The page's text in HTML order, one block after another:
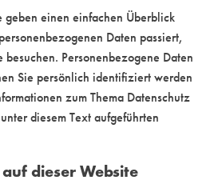
geben einen einfachen Überblick
Daten passiert,
Personenbezogene Daten
Sie persönlich identifiziert werden
zum Thema Datenschutz
diesem Text aufgeführten
dieser Website